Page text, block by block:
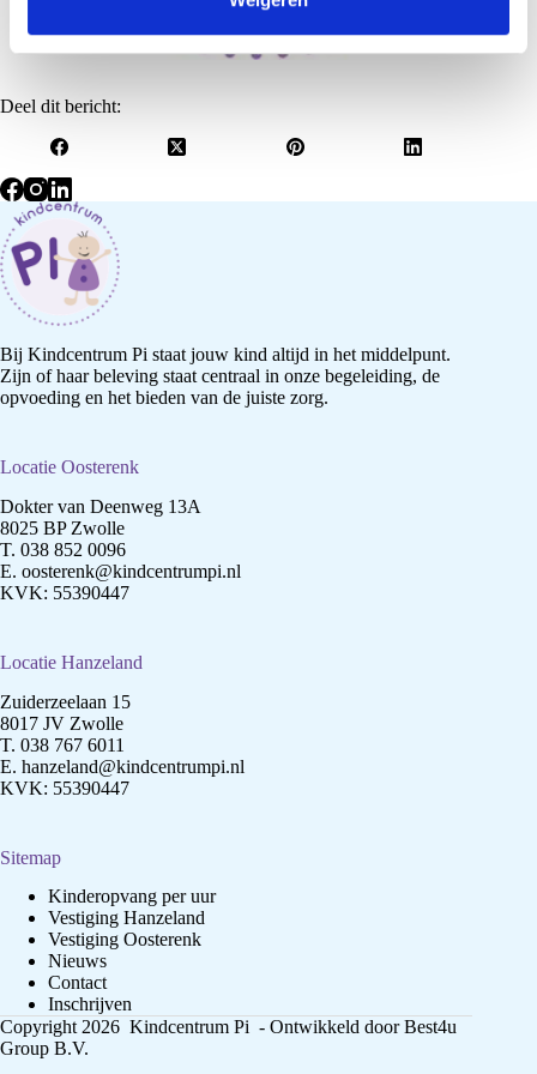
Deel dit bericht:
Bij Kindcentrum Pi staat jouw kind altijd in het middelpunt.
Zijn of haar beleving staat centraal in onze begeleiding, de
opvoeding en het bieden van de juiste zorg.
Locatie Oosterenk
Dokter van Deenweg 13A
8025 BP Zwolle
T. 038 852 0096
E. oosterenk@kindcentrumpi.nl
KVK: 55390447
Locatie Hanzeland
Zuiderzeelaan 15
8017 JV Zwolle
T. 038 767 6011
E. hanzeland@kindcentrumpi.nl
KVK: 55390447
Sitemap
Kinderopvang per uur
Vestiging Hanzeland
Vestiging Oosterenk
Nieuws
Contact
Inschrijven
Copyright 2026 Kindcentrum Pi - Ontwikkeld doorBest4u
Group B.V.